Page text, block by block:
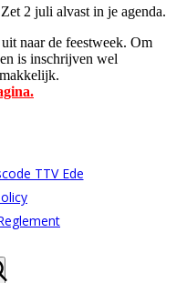
2 juli alvast in je agenda.
naar de feestweek. Om
is inschrijven wel
TTV Ede